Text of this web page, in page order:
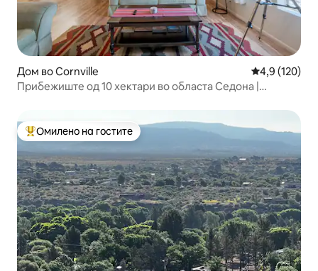
Дом во Cornville Просечна
4,9 (120)
Прибежиште од 10 хектари во областа Седона |
Меѓу најуспешните „Омилени на гостите“
Омилено на гостите